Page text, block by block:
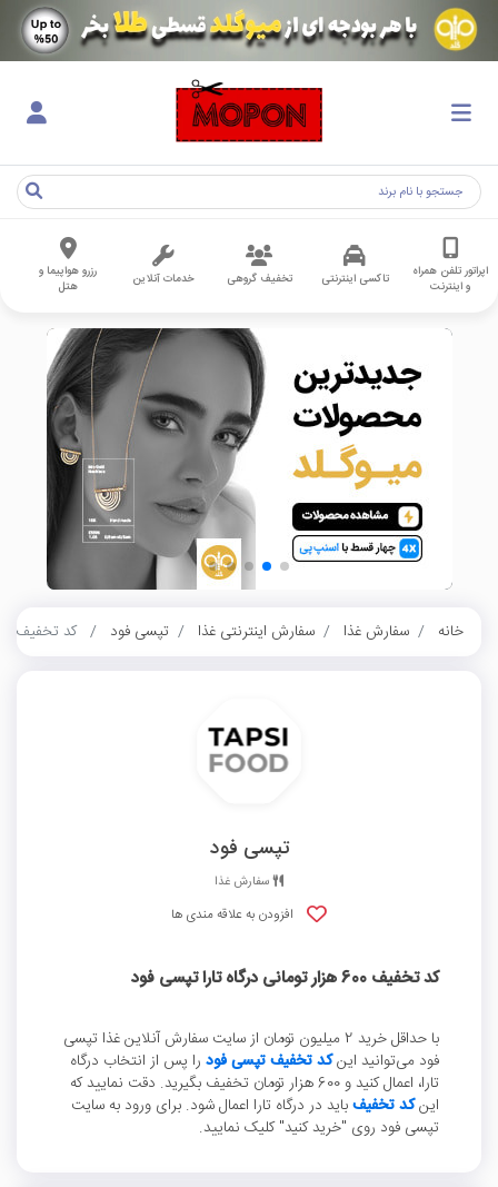
اپراتور تلفن همراه
و اینترنت
تاکسی اینترنتی تخفیف گروهی خدمات آنلاین
رزرو هواپیما و
هتل
خانه سفارش غذا سفارش اینترنتی غذا تپسی فود کد تخفیف 600 هزار تومانی درگاه تارا تپسی فود
تپسی فود
سفارش غذا
افزودن به علاقه مندی ها
کد تخفیف 600 هزار تومانی درگاه تارا تپسی فود
با حداقل خرید 2 میلیون تومان از سایت سفارش آنلاین غذا تپسی
فود می‌توانید اینکد تخفیف تپسی فودرا پس از انتخاب درگاه
تارا، اعمال کنید و 600 هزار تومان تخفیف بگیرید. دقت نمایید که
اینکد تخفیفباید در درگاه تارا اعمال شود. برای ورود به سایت
تپسی فود روی "خرید کنید" کلیک نمایید.